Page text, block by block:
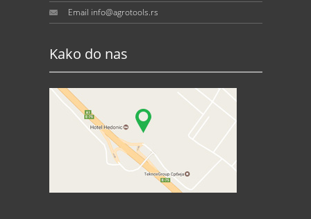
Email info@agrotools.rs
Kako do nas